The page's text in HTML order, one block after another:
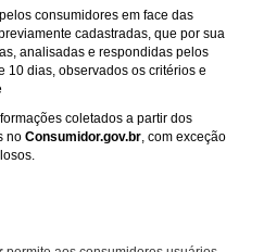
consumidores em face das
cadastradas, que por sua
analisadas e respondidas pelos
10 dias, observados os critérios e
coletados a partir dos
no Consumidor.gov.br , com exceção